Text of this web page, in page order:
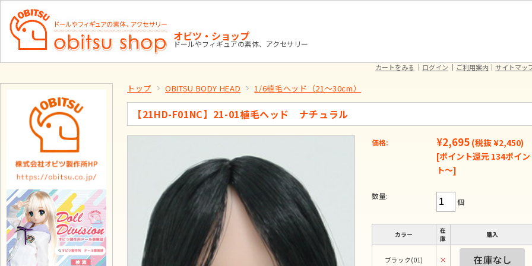
オビツ・ショップ
ドールやフィギュアの素体、アクセサリー
カートをみる ログイン ご利用案内 サイトマッ
トップ OBITSU BODY HEAD 1/6植毛ヘッド（21～30cm）
【21HD-F01NC】21-01植毛ヘッド ナチュラル
価格: ¥2,695 (税抜 ¥2,450)
[ポイント還元 134ポイン
ト～]
数量:
個
カラー
在
庫
購入
ブラック(01) ×